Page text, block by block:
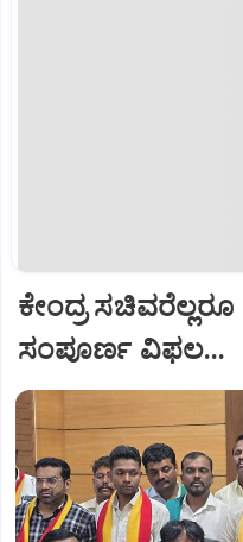
ಕೇಂದ್ರ ಸಚಿವರೆಲ್ಲರೂ
ಸಂಪೂರ್ಣ ವಿಫಲ...